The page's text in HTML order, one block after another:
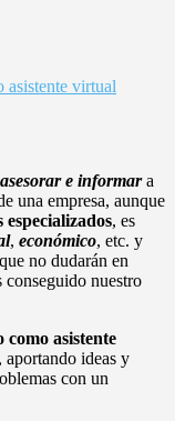
asesorar e informara
una empresa, aunque
especializados, es
, económico, etc. y
no dudarán en
conseguido nuestro
como asistente
ideas y
con un